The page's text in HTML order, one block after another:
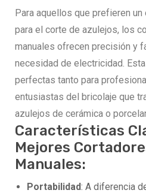
Para aquellos que prefieren
para el corte de azulejos, los
manuales ofrecen precisión y
necesidad de electricidad.
perfectas tanto para
entusiastas del bricolaje que
azulejos de cerámica o
Características
Mejores
Manuales:
Portabilidad: A diferencia